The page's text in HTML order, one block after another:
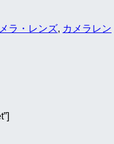
ラ・レンズ, カメラレン